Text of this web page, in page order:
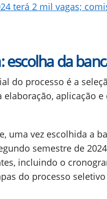
terá 2 mil vagas;
escolha da
do processo é a
elaboração, aplicação
uma vez escolhida a
semestre de
incluindo o
do processo